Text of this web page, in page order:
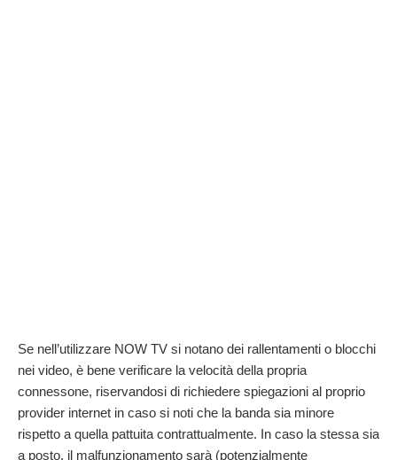
Se nell’utilizzare NOW TV si notano dei rallentamenti o blocchi
nei video, è bene verificare la velocità della propria
connessone, riservandosi di richiedere spiegazioni al proprio
provider internet in caso si noti che la banda sia minore
rispetto a quella pattuita contrattualmente. In caso la stessa sia
a posto, il malfunzionamento sarà (potenzialmente